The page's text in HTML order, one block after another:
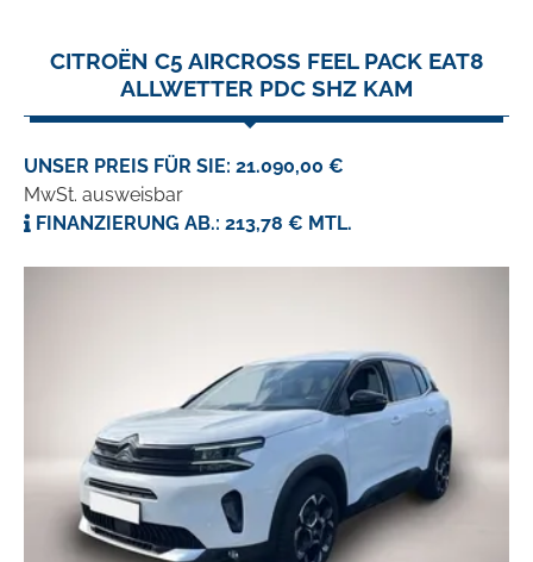
CITROËN C5 AIRCROSS FEEL PACK EAT8
ALLWETTER PDC SHZ KAM
UNSER PREIS FÜR SIE: 21.090,00 €
MwSt. ausweisbar
FINANZIERUNG AB.: 213,78 € MTL.